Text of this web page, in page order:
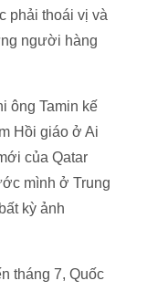
phải thoái vị và
người hàng
ông Tamin kế
Hồi giáo ở Ai
của Qatar
mình ở Trung
kỳ ảnh
tháng 7, Quốc